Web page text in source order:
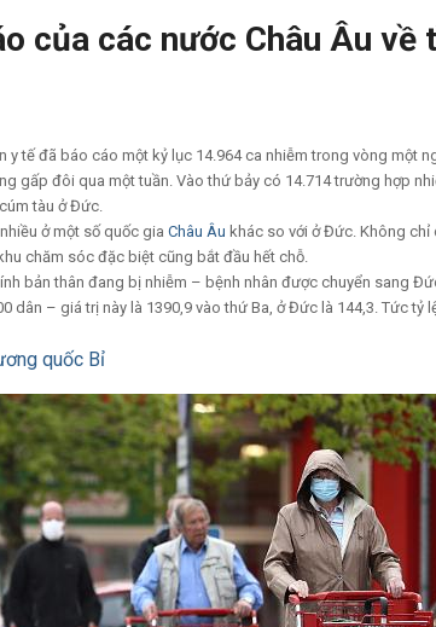
của các nước Châu Âu về
y tế đã báo cáo một kỷ lục 14.964 ca nhiễm trong vòng một
gấp đôi qua một tuần. Vào thứ bảy có 14.714 trường hợp
tàu ở Đức.
ở một số quốc giaChâu Âu khác so với ở Đức. Không chỉ
chăm sóc đặc biệt cũng bắt đầu hết chỗ.
bản thân đang bị nhiễm – bệnh nhân được chuyển sang
dân – giá trị này là 1390,9 vào thứ Ba, ở Đức là 144,3. Tức tỷ
quốc Bỉ